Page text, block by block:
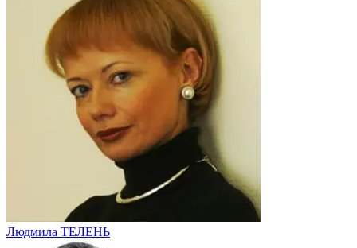
Людмила ТЕЛЕНЬ